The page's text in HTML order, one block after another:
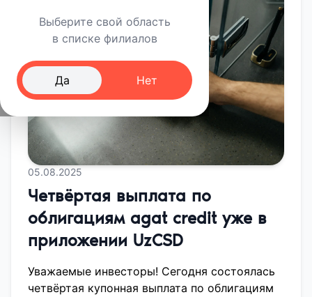
Выберите свой область
в списке филиалов
Да Нет
05.08.2025
Четвёртая выплата по
облигациям agat credit уже в
приложении UzCSD
Уважаемые инвесторы! Сегодня состоялась
четвёртая купонная выплата по облигациям